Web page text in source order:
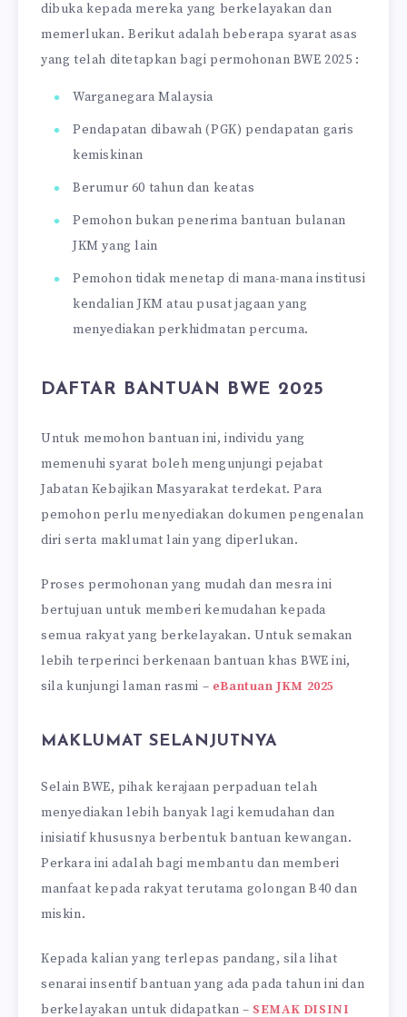
dibuka kepada mereka yang berkelayakan dan
memerlukan. Berikut adalah beberapa syarat asas
yang telah ditetapkan bagi permohonan BWE 2025 :
Warganegara Malaysia
Pendapatan dibawah (PGK) pendapatan garis
kemiskinan
Berumur 60 tahun dan keatas
Pemohon bukan penerima bantuan bulanan
JKM yang lain
Pemohon tidak menetap di mana-mana institusi
kendalian JKM atau pusat jagaan yang
menyediakan perkhidmatan percuma.
DAFTAR BANTUAN BWE 2025
Untuk memohon bantuan ini, individu yang
memenuhi syarat boleh mengunjungi pejabat
Jabatan Kebajikan Masyarakat terdekat. Para
pemohon perlu menyediakan dokumen pengenalan
diri serta maklumat lain yang diperlukan.
Proses permohonan yang mudah dan mesra ini
bertujuan untuk memberi kemudahan kepada
semua rakyat yang berkelayakan. Untuk semakan
lebih terperinci berkenaan bantuan khas BWE ini,
sila kunjungi laman rasmi – eBantuan JKM 2025
MAKLUMAT SELANJUTNYA
Selain BWE, pihak kerajaan perpaduan telah
menyediakan lebih banyak lagi kemudahan dan
inisiatif khususnya berbentuk bantuan kewangan.
Perkara ini adalah bagi membantu dan memberi
manfaat kepada rakyat terutama golongan B40 dan
miskin.
Kepada kalian yang terlepas pandang, sila lihat
senarai insentif bantuan yang ada pada tahun ini dan
berkelayakan untuk didapatkan – SEMAK DISINI